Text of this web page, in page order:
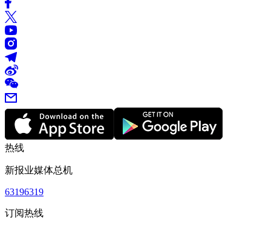
热线
新报业媒体总机
63196319
订阅热线